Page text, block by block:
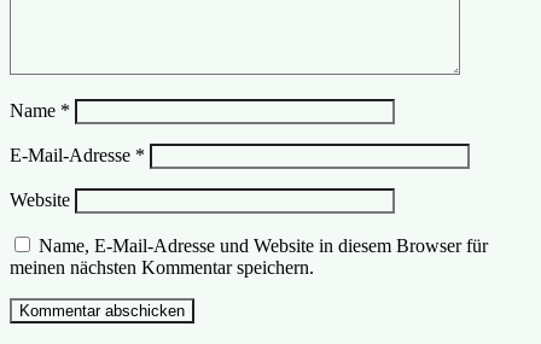
Name *
E-Mail-Adresse *
Website
Name, E-Mail-Adresse und Website in diesem Browser für
meinen nächsten Kommentar speichern.